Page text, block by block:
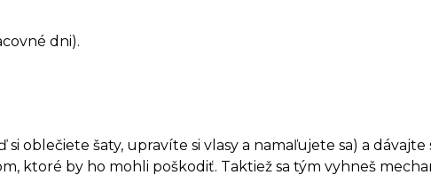
dni).
oblečiete šaty, upravíte si vlasy a namaľujete sa) a
ktoré by ho mohli poškodiť. Taktiež sa tým vyhneš